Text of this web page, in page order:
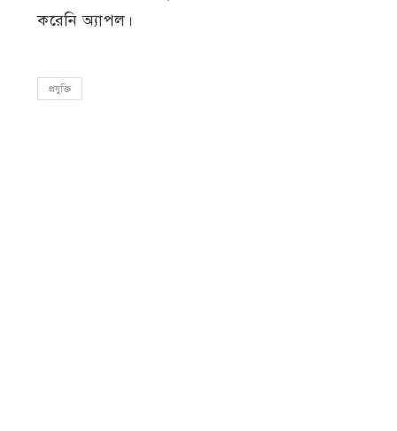
করেনি অ্যাপল।
প্রযুক্তি